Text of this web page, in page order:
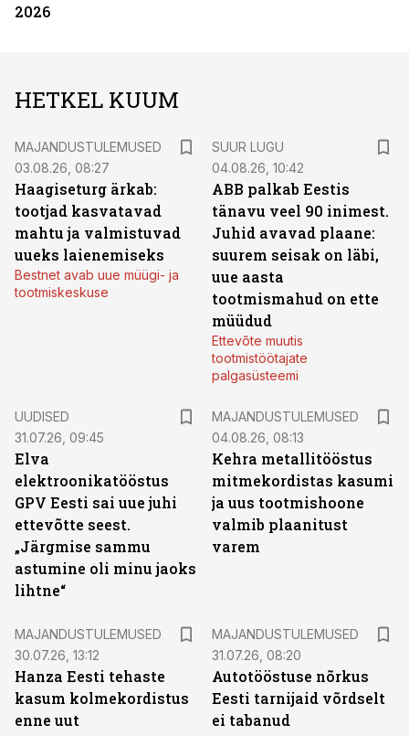
2026
HETKEL KUUM
MAJANDUSTULEMUSED
03.08.26, 08:27
Haagiseturg ärkab:
tootjad kasvatavad
mahtu ja valmistuvad
uueks laienemiseks
Bestnet avab uue müügi- ja
tootmiskeskuse
SUUR LUGU
04.08.26, 10:42
ABB palkab Eestis
tänavu veel 90 inimest.
Juhid avavad plaane:
suurem seisak on läbi,
uue aasta
tootmismahud on ette
müüdud
Ettevõte muutis
tootmistöötajate
palgasüsteemi
UUDISED
31.07.26, 09:45
Elva
elektroonikatööstus
GPV Eesti sai uue juhi
ettevõtte seest.
„Järgmise sammu
astumine oli minu jaoks
lihtne“
MAJANDUSTULEMUSED
04.08.26, 08:13
Kehra metallitööstus
mitmekordistas kasumi
ja uus tootmishoone
valmib plaanitust
varem
MAJANDUSTULEMUSED
30.07.26, 13:12
Hanza Eesti tehaste
kasum kolmekordistus
enne uut
MAJANDUSTULEMUSED
31.07.26, 08:20
Autotööstuse nõrkus
Eesti tarnijaid võrdselt
ei tabanud